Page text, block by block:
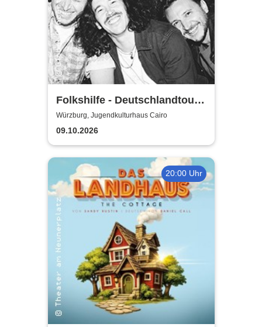
Folkshilfe - Deutschlandtour
2026/2027
Würzburg, Jugendkulturhaus Cairo
09.10.2026
20:00 Uhr